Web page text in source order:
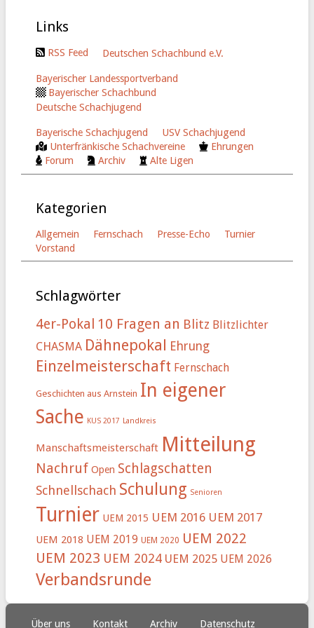
Links
RSS Feed Deutschen Schachbund e.V.
Bayerischer Landessportverband
Bayerischer Schachbund
Deutsche Schachjugend
Bayerische Schachjugend
USV Schachjugend
Unterfränkische Schachvereine
Ehrungen
Forum
Archiv Alte Ligen
Kategorien
Allgemein Fernschach Presse-Echo
Turnier
Vorstand
Schlagwörter
4er-Pokal 10 Fragen an Blitz Blitzlichter
CHASMA Dähnepokal Ehrung
Einzelmeisterschaft Fernschach
Geschichten aus Arnstein In eigener
Sache KUS 2017 Landkreis
Manschaftsmeisterschaft Mitteilung
Nachruf Open Schlagschatten
Schnellschach Schulung Senioren
Turnier UEM 2015 UEM 2016 UEM 2017
UEM 2018 UEM 2019 UEM 2020 UEM 2022
UEM 2023 UEM 2024 UEM 2025 UEM 2026
Verbandsrunde
Über uns Kontakt Archiv Datenschutz